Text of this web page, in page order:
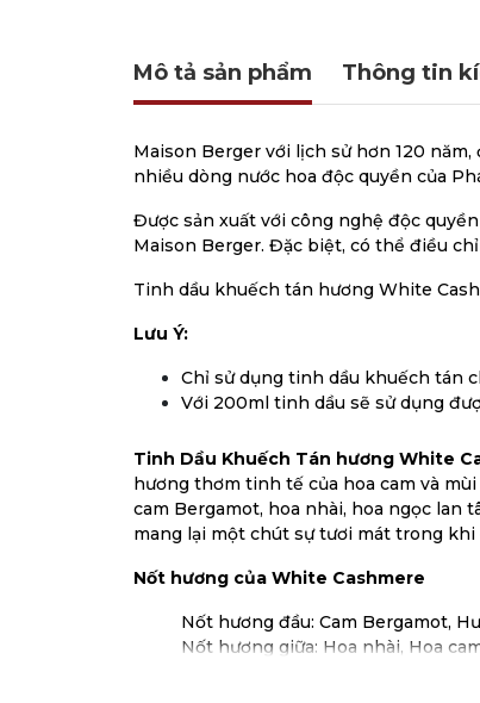
Mô tả sản phẩm Thông tin
Maison Berger với lịch sử hơn 120
nhiều dòng nước hoa độc quyền của
Được sản xuất với công nghệ độc
Maison Berger. Đặc biệt, có thể điều
Tinh dầu khuếch tán hương White
Lưu Ý:
Chỉ sử dụng tinh dầu khuếch tán
Với 200ml tinh dầu sẽ sử dụng
Tinh Dầu Khuếch Tán hương White
hương thơm tinh tế của hoa cam và
cam Bergamot, hoa nhài, hoa ngọc lan
mang lại một chút sự tươi mát trong khi
Nốt hương của White Cashmere
Nốt hương đầu: Cam Bergamot,
Nốt hương giữa: Hoa nhài, Hoa